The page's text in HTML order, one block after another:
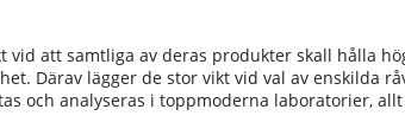
att samtliga av deras produkter skall hålla
Därav lägger de stor vikt vid val av enskilda
och analyseras i toppmoderna laboratorier,